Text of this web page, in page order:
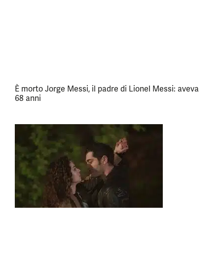
È morto Jorge Messi, il padre di Lionel Messi: aveva
68 anni